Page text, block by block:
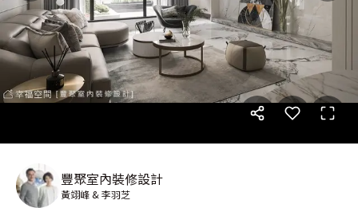
豐聚室內裝修設計
黃翊峰 & 李羽芝